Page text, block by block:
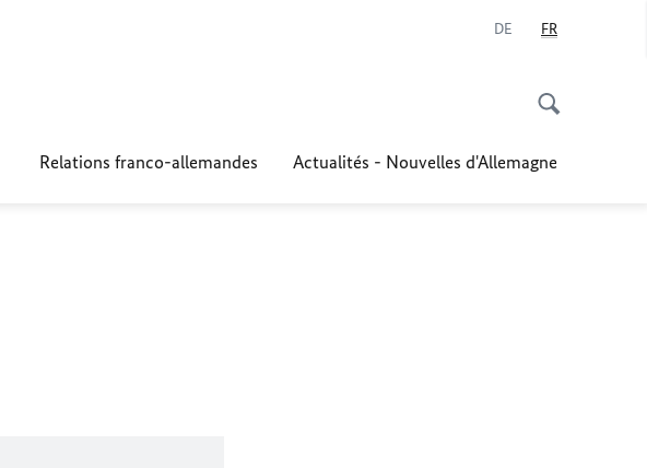
DE FR
Relations franco-allemandes Actualités - Nouvelles d'Allemagne